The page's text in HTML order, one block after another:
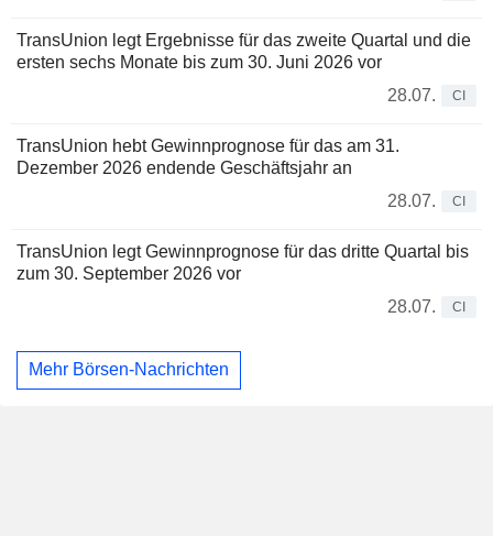
TransUnion legt Ergebnisse für das zweite Quartal und die
ersten sechs Monate bis zum 30. Juni 2026 vor
28.07.
CI
TransUnion hebt Gewinnprognose für das am 31.
Dezember 2026 endende Geschäftsjahr an
28.07.
CI
TransUnion legt Gewinnprognose für das dritte Quartal bis
zum 30. September 2026 vor
28.07.
CI
Mehr Börsen-Nachrichten